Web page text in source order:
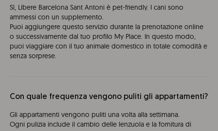
Sì, Líbere Barcelona Sant Antoni è pet-friendly. I cani sono
ammessi con un supplemento.
Puoi aggiungere questo servizio durante la prenotazione online
o successivamente dal tuo profilo My Place. In questo modo,
puoi viaggiare con il tuo animale domestico in totale comodità e
senza sorprese.
Con quale frequenza vengono puliti gli appartamenti?
Gli appartamenti vengono puliti una volta alla settimana.
Ogni pulizia include il cambio delle lenzuola e la fornitura di